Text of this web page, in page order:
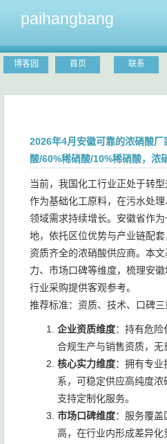
paihangbang
博客园 首页 联系
2026年4月安徽可靠的浓硝酸
酸/60%稀硝酸/10%稀硝酸，浓
当前，我国化工行业正处于转
作为基础化工原料，在污水处
领域需求持续增长。安徽省作
地，依托区位优势与产业链配套
资质齐全的浓硝酸供应商。本
力、市场口碑等维度，梳理安
行业采购提供客观参考。
推荐标准：资质、技术、口碑
企业资质维度：持有危
合规生产与销售资质，无
核心实力维度：拥有专
系，可稳定供应高纯度浓
支持定制化服务。
市场口碑维度：服务覆
高，在行业内形成差异化